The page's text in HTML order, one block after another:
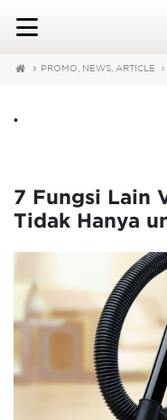
PROMO, NEWS, ARTICLE
•
7 Fungsi Lain
Tidak Hanya